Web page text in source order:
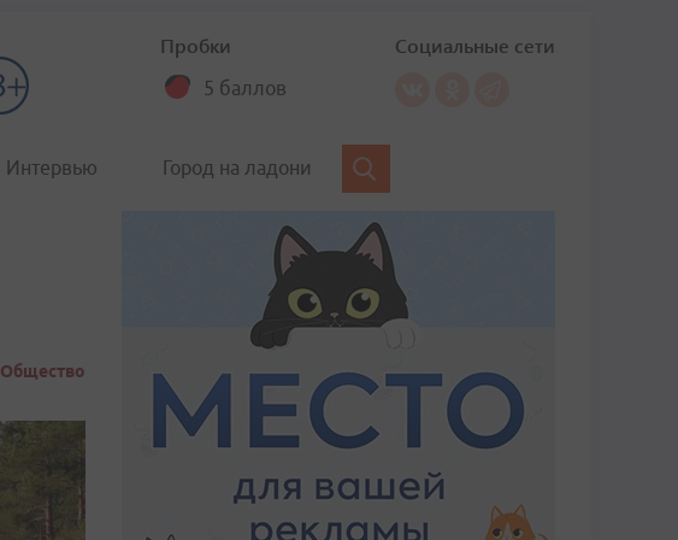
Пробки
5 баллов
Социальные сети
Интервью Город на ладони
Общество